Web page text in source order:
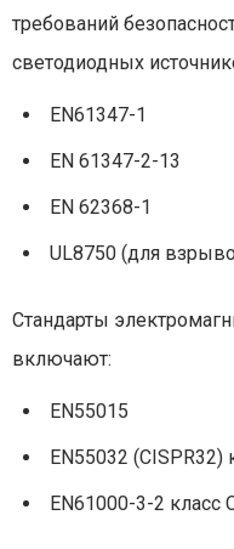
требований
светодиодных
EN61347-1
EN 61347-2-13
EN 62368-1
UL8750 (для
Стандарты
включают:
EN55015
EN55032 (CISPR32)
EN61000-3-2 класс